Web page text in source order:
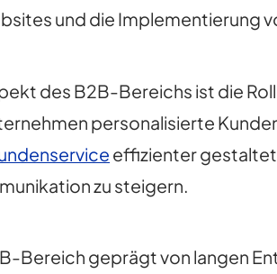
und die Implementierung
des B2B-Bereichs ist die
personalisierte
effizienter
zu steigern.
Bereich geprägt von langen